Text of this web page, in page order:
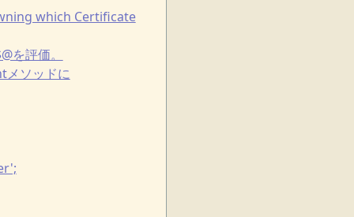
which Certificate
を評価。
ソッドに